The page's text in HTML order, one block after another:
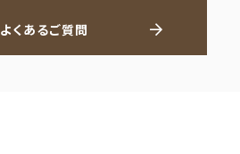
よくあるご質問